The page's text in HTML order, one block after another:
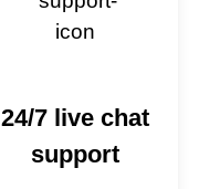
24/7 live chat
support